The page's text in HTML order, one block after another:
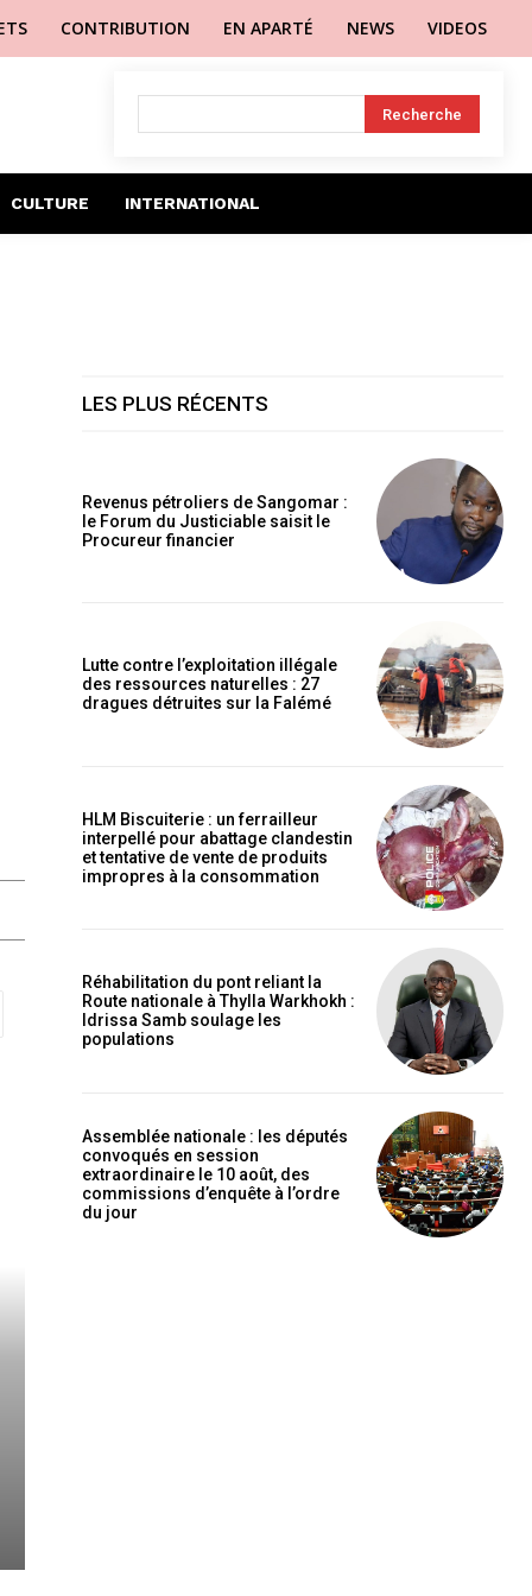
CONTRIBUTION EN APARTÉ NEWS VIDEOS
Recherche
CULTURE INTERNATIONAL
LES PLUS RÉCENTS
Revenus pétroliers de Sangomar :
le Forum du Justiciable saisit le
Procureur financier
Lutte contre l’exploitation illégale
des ressources naturelles : 27
dragues détruites sur la Falémé
HLM Biscuiterie : un ferrailleur
interpellé pour abattage clandestin
et tentative de vente de produits
impropres à la consommation
Réhabilitation du pont reliant la
Route nationale à Thylla Warkhokh :
Idrissa Samb soulage les
populations
Assemblée nationale : les députés
convoqués en session
extraordinaire le 10 août, des
commissions d’enquête à l’ordre
du jour